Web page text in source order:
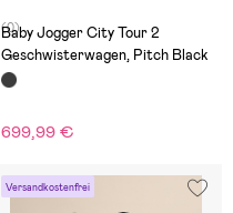
(0)
Baby Jogger City Tour 2
Geschwisterwagen, Pitch Black
699,99 €
Versandkostenfrei